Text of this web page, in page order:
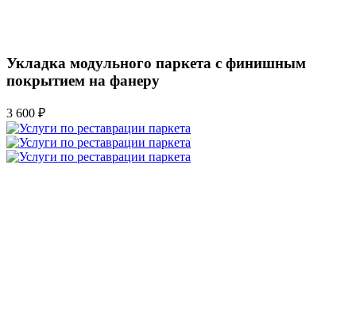
Укладка модульного паркета с финишным
покрытием на фанеру
3 600 ₽